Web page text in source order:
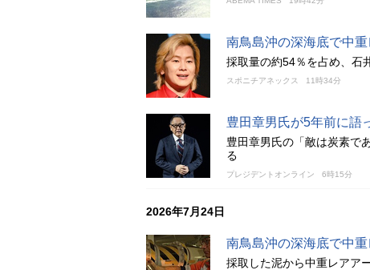
南鳥島沖の深海底で中
採取量の約54％を占め、石
スポニチアネックス 11時34分
豊田章男氏が5年前に語
豊田章男氏の「敵は炭素で
る
プレジデントオンライン 6時15分
2026年7月24日
南鳥島沖の深海底で中
採取した泥から中重レアア